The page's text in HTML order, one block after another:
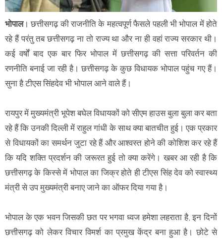
भोपाल। छत्तीसगढ़ की राजनीति के महत्वपूर्ण फैसले पहली भी भोपाल में होते
रहे हैं परंतु तब छत्तीसगढ़ ना तो राज्य था और ना ही वहां राज्य सरकार थी।
कई वर्षों बाद एक बार फिर भोपाल में छत्तीसगढ़ की सत्ता परिवर्तन की
रणनीति बनाई जा रही है। छत्तीसगढ़ के कुछ विधायक भोपाल पहुंच गए हैं।
सुना है टीएस सिंहदेव भी भोपाल आने वाले हैं।
रायपुर में मुख्यमंत्री भूपेश बघेल विधायकों को सीएम हाउस बुला बुला कर बता
रहे हैं कि उनकी दिल्ली में राहुल गांधी के साथ क्या बातचीत हुई। एक प्रकार
से विधायकों का समर्थन जुटा रहे हैं और आश्वस्त होने की कोशिश कर रहे हैं
कि यदि शक्ति प्रदर्शन की जरूरत हुई तो क्या करेंगे। खबर आ रही है कि
छत्तीसगढ़ के किस्से में भोपाल का जिक्र होते ही टीएस सिंह देव को स्वास्थ्य
मंत्री से उप मुख्यमंत्री बनाए जाने का ऑफर दिया गया है।
भोपाल के एक भवन जिसकी छत पर भगवा ध्वज हमेशा लहराता है, इन दिनों
छत्तीसगढ़ को लेकर विचार विमर्श का प्रमुख केंद्र बना हुआ है। छोटे से